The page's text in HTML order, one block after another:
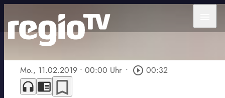
Mo., 11.02.2019 • 00:00 Uhr • play_circle_outline 00:32
headphones chrome_reader_mode bookmark_border